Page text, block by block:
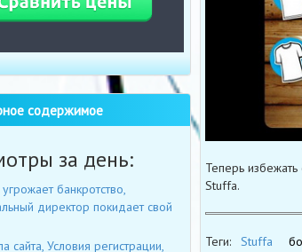
Теперь
Stuffa.
Теги: Stuffa
содержимое
за день:
банкротство,
директор покидает свой
сайта, Условия регистрации,